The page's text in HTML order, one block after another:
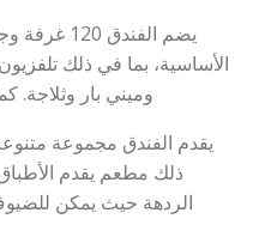
يضم
الأساسية، بما في ذلك
وميني بار
يقدم الفندق مجموعة
ذلك مطعم يقدم الأطباق
الردهة حيث يمكن